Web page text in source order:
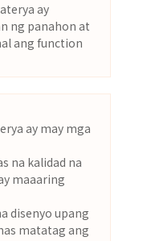
ay
ng panahon at
ang function
ay may mga
na kalidad na
maaaring
disenyo upang
matatag ang